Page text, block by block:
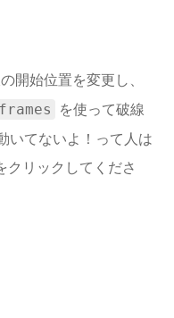
開始位置を変更し、
を使って破線
いてないよ！って人は
リックしてくださ